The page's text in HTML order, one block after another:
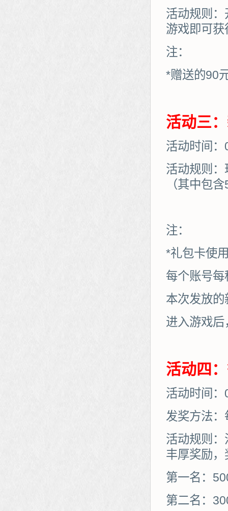
活动规则
游戏即可
注：
*赠送的90
活动三
活动时间
活动规则
（其中包
注：
*礼包卡使
每个账号
本次发放
进入游戏后
活动四
活动时间
发奖方法：
活动规则
丰厚奖励
第一名：
第二名：